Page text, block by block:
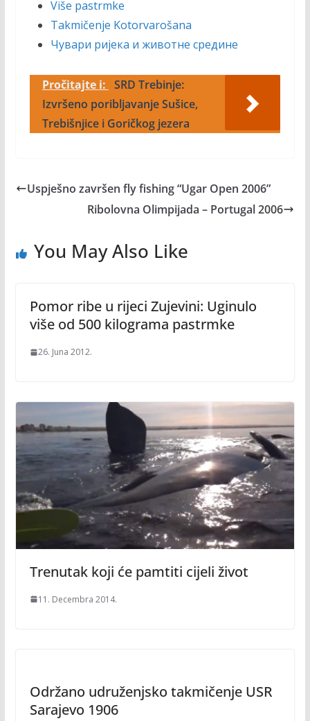
Više pastrmke
Takmičenje Kotorvarošana
Чувари ријека и животне средине
Pročitajte i: SRD Trebinje:
Izvršeno poribljavanje Sušice,
Trebišnjice i Goričkog jezera
Uspješno završen fly fishing “Ugar Open 2006”
Ribolovna Olimpijada – Portugal 2006
You May Also Like
Pomor ribe u rijeci Zujevini: Uginulo
više od 500 kilograma pastrmke
26. Juna 2012.
Trenutak koji će pamtiti cijeli život
11. Decembra 2014.
Održano udruženjsko takmičenje USR
Sarajevo 1906